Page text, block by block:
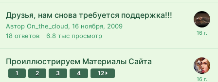
Друзья, нам снова требуется поддержка!!!
Автор On_the_cloud, 16 ноября, 2009
18 ответов 6.8 тыс просмотр
Проиллюстрируем Материалы Сайта
1 2 3 4 12